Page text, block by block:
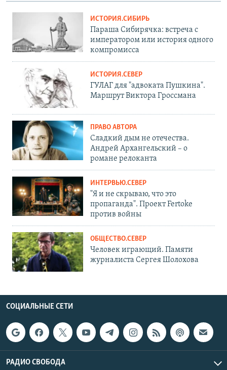
ИСТОРИЯ.СИБИРЬ
Параша Сибирячка: встреча с
императором или история одного
компромисса
ИСТОРИЯ.СЕВЕР
ГУЛАГ для "адвоката Пушкина".
Маршрут Виктора Гроссмана
ПРАВО АВТОРА
Сладкий дым не отечества.
Андрей Архангельский – о
романе релоканта
ИНТЕРВЬЮ.СЕВЕР
"Я и не скрываю, что это
пропаганда". Проект Fertoke
против войны
ОБЩЕСТВО.СЕВЕР
Человек играющий. Памяти
журналиста Сергея Шолохова
СОЦИАЛЬНЫЕ СЕТИ
РАДИО СВОБОДА